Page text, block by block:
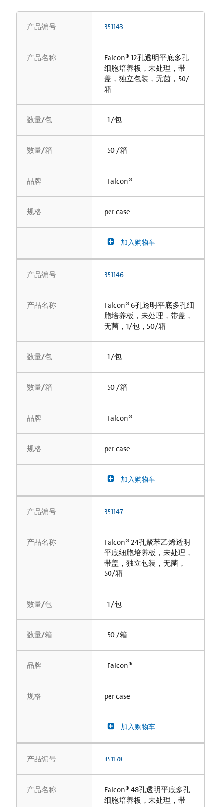
产品编号 351143
产品名称
Falcon® 12孔透明平底多孔
细胞培养板，未处理，带
盖，独立包装，无菌，50/
箱
数量/包 1 /包
数量/箱 50 /箱
品牌 Falcon®
规格 per case
加入购物车
产品编号 351146
产品名称
Falcon® 6孔透明平底多孔细
胞培养板，未处理，带盖，
无菌，1/包，50/箱
数量/包 1 /包
数量/箱 50 /箱
品牌 Falcon®
规格 per case
加入购物车
产品编号 351147
产品名称
Falcon® 24孔聚苯乙烯透明
平底细胞培养板，未处理，
带盖，独立包装，无菌，
50/箱
数量/包 1 /包
数量/箱 50 /箱
品牌 Falcon®
规格 per case
加入购物车
产品编号 351178
产品名称
Falcon® 48孔透明平底多孔
细胞培养板，未处理，带